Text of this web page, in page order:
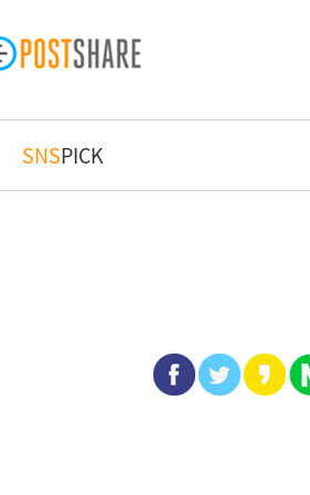
SNSPICK